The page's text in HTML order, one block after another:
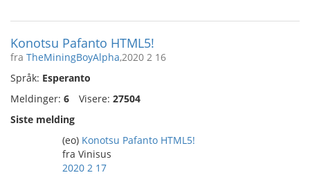
Konotsu Pafanto HTML5!
fra TheMiningBoyAlpha,2020 2 16
Språk: Esperanto
Meldinger: 6 Visere: 27504
Siste melding
(eo) Konotsu Pafanto HTML5!
fra Vinisus
2020 2 17